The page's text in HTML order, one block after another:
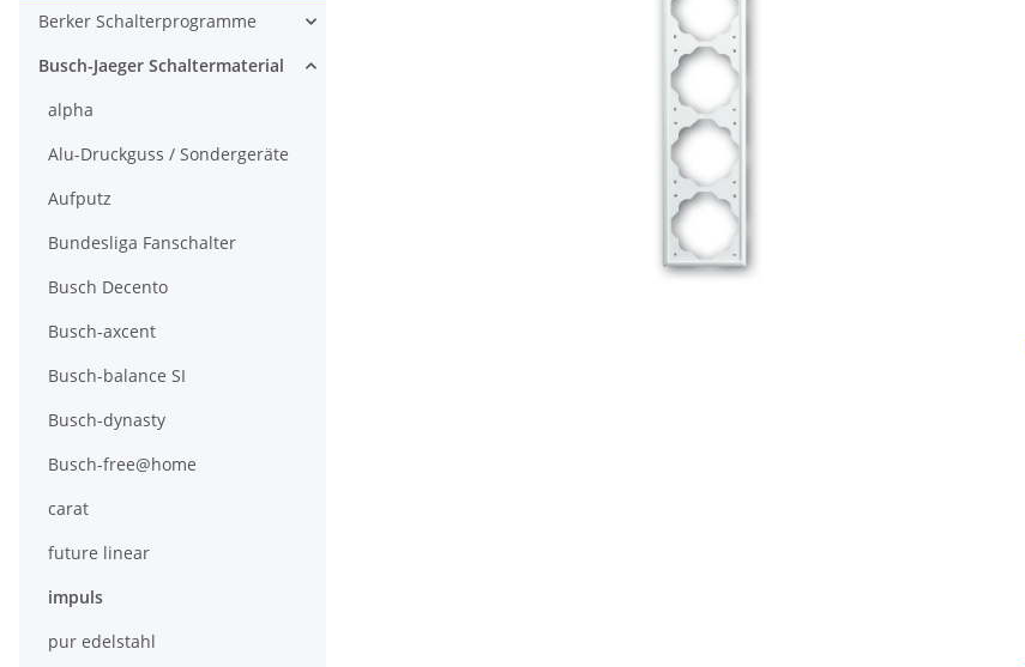
Berker Schalterprogramme
Busch-Jaeger Schaltermaterial
alpha
Alu-Druckguss / Sondergeräte
Aufputz
Bundesliga Fanschalter
Busch Decento
Busch-axcent
Busch-balance SI
Busch-dynasty
Busch-free@home
carat
future linear
impuls
pur edelstahl